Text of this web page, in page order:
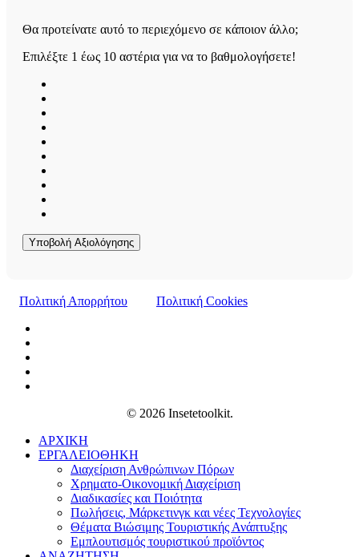
Θα προτείνατε αυτό το περιεχόμενο σε κάποιον άλλο;
Επιλέξτε 1 έως 10 αστέρια για να το βαθμολογήσετε!
Υποβολή Αξιολόγησης
Πολιτική Απορρήτου Πολιτική Cookies
© 2026 Insetetoolkit.
ΑΡΧΙΚΗ
ΕΡΓΑΛΕΙΟΘΗΚΗ
Διαχείριση Ανθρώπινων Πόρων
Χρηματο-Οικονομική Διαχείριση
Διαδικασίες και Ποιότητα
Πωλήσεις, Μάρκετινγκ και νέες Τεχνολογίες
Θέματα Βιώσιμης Τουριστικής Ανάπτυξης
Εμπλουτισμός τουριστικού προϊόντος